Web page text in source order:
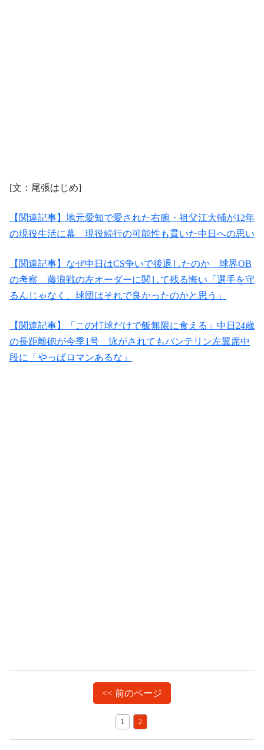
[文：尾張はじめ]
【関連記事】地元愛知で愛された右腕・祖父江大輔が12年
の現役生活に幕 現役続行の可能性も貫いた中日への思い
【関連記事】なぜ中日はCS争いで後退したのか 球界OB
の考察 藤浪戦の左オーダーに関して残る悔い「選手を守
るんじゃなく、球団はそれで良かったのかと思う」
【関連記事】「この打球だけで飯無限に食える」中日24歳
の長距離砲が今季1号 泳がされてもバンテリン左翼席中
段に「やっぱロマンあるな」
<< 前のページ
1 2